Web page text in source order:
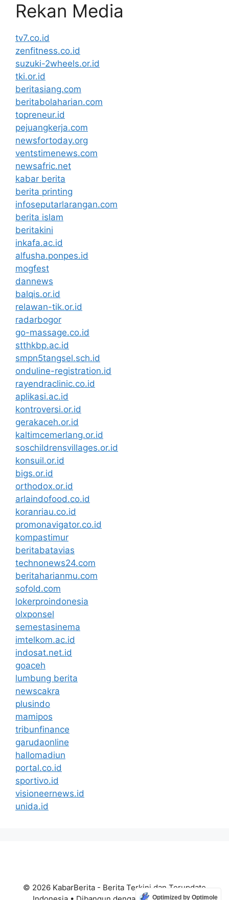
Rekan Media
tv7.co.id
zenfitness.co.id
suzuki-2wheels.or.id
tki.or.id
beritasiang.com
beritabolaharian.com
topreneur.id
pejuangkerja.com
newsfortoday.org
ventstimenews.com
newsafric.net
kabar berita
berita printing
infoseputarlarangan.com
berita islam
beritakini
inkafa.ac.id
alfusha.ponpes.id
mogfest
dannews
balqis.or.id
relawan-tik.or.id
radarbogor
go-massage.co.id
stthkbp.ac.id
smpn5tangsel.sch.id
onduline-registration.id
rayendraclinic.co.id
aplikasi.ac.id
kontroversi.or.id
gerakaceh.or.id
kaltimcemerlang.or.id
soschildrensvillages.or.id
konsuil.or.id
bigs.or.id
orthodox.or.id
arlaindofood.co.id
koranriau.co.id
promonavigator.co.id
kompastimur
beritabatavias
technonews24.com
beritaharianmu.com
sofold.com
lokerproindonesia
olxponsel
semestasinema
imtelkom.ac.id
indosat.net.id
goaceh
lumbung berita
newscakra
plusindo
mamipos
tribunfinance
garudaonline
hallomadiun
portal.co.id
sportivo.id
visioneernews.id
unida.id
© 2026 KabarBerita - Berita Terkini dan Terupdate
Optimized by Optimole